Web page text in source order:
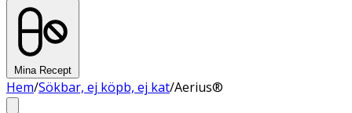
Mina Recept
Hem/Sökbar, ej köpb, ej kat/Aerius®